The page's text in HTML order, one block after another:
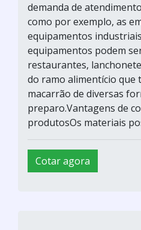
demanda de
como por exemplo, as
equipamentos
equipamentos podem
restaurantes,
do ramo alimentício que
macarrão de diversas
preparo.Vantagens de
produtosOs materiais
Cotar agora